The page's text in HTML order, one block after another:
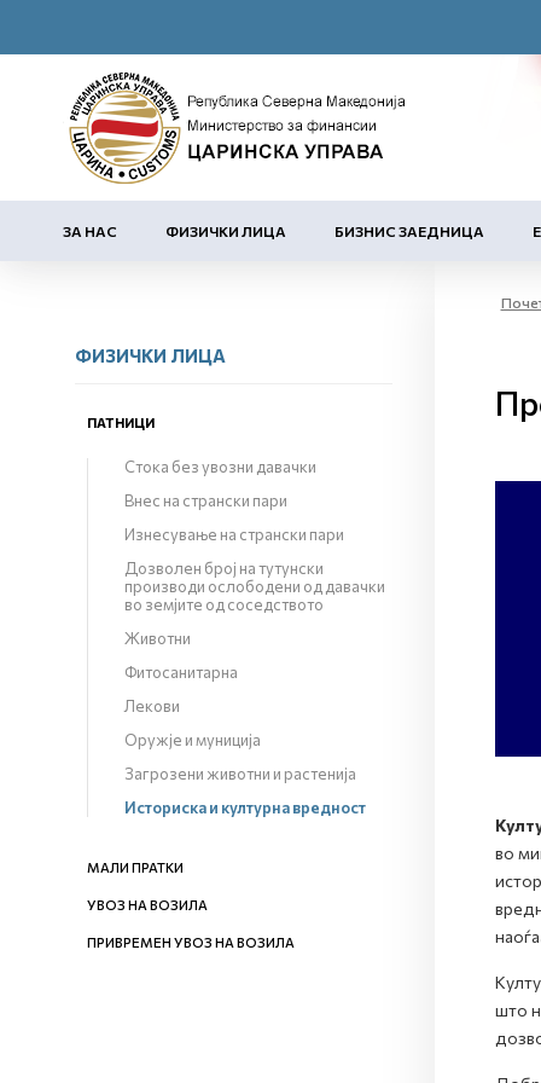
ЗА НАС ФИЗИЧКИ ЛИЦА БИЗНИС ЗАЕДНИЦА
ФИЗИЧКИ ЛИЦА
ПАТНИЦИ
Стока без увозни давачки
Внес на странски пари
Изнесување на странски пари
Дозволен број на тутунски
производи ослободени од давачки
во земјите од соседството
Животни
Фитосанитарна
Лекови
Оружје и муниција
Загрозени животни и растенија
Историска и културна вредност
МАЛИ ПРАТКИ
УВОЗ НА ВОЗИЛА
ПРИВРЕМЕН УВОЗ НА ВОЗИЛА
во
што